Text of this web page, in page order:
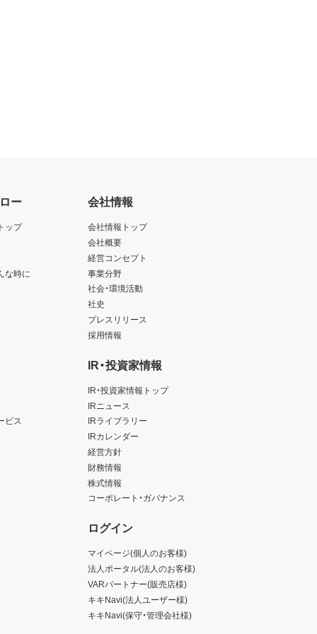
ー
ップ
な時に
ビス
会社情報
会社情報トップ
会社概要
経営コンセプト
事業分野
社会・環境活動
社史
プレスリリース
採用情報
IR・投資家情報
IR・投資家情報トップ
IRニュース
IRライブラリー
IRカレンダー
経営方針
財務情報
株式情報
コーポレート・ガバナンス
ログイン
マイページ(個人のお客様)
法人ポータル(法人のお客様)
VARパートナー(販売店様)
キキNavi(法人ユーザー様)
キキNavi(保守・管理会社様)